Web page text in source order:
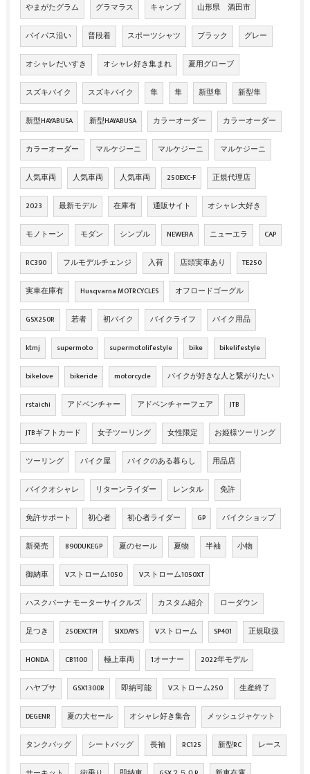
やまがたグラム グラマラス キャンプ 山形県 酒田市
バイパス沿い 普段着 スポーツシャツ ブラック グレー
オシャレだいすき オシャレ好き集まれ 夏用グローブ
スズキバイク スズキバイク 隼 隼 新型隼 新型隼
新型HAYABUSA 新型HAYABUSA カラーオーダー カラーオーダー
カラーオーダー マルケジーニ マルケジーニ マルケジーニ
人気車両 人気車両 人気車両 250EXC-F 正規代理店
2023 最新モデル 在庫有 通販サイト オシャレ大好き
モノトーン モダン シンプル NEWERA ニューエラ CAP
RC390 フルモデルチェンジ 入荷 店頭実車あり TE250
実車在庫有 Husqvarna MOTRCYCLES オフロードゴーグル
GSX250R 若者 初バイク バイクライフ バイク用品
ktmj supermoto supermotolifestyle bike bikelifestyle
bikelove bikeride motorcycle バイクが好きな人と繋がりたい
rstaichi アドベンチャー アドベンチャーフェア JTB
JTBギフトカード 女子ツーリング 女性限定 お姫様ツーリング
ツーリング バイク屋 バイクのある暮らし 用品店
バイクオシャレ リターンライダー レンタル 免許
免許サポート 初心者 初心者ライダー GP バイクショップ
新発売 890DUKEGP 夏のセール 夏物 半袖 小物
御納車 Vストローム1050 Vストローム1050XT
ハスクバーナ モーターサイクルズ カスタム紹介 ローダウン
足つき 250EXCTPI SIXDAYS Vストローム SP401 正規取扱
HONDA CB1100 極上車両 1オーナー 2022年モデル
ハヤブサ GSX1300R 即納可能 Vストローム250 生産終了
DEGENR 夏の大セール オシャレ好き集合 メッシュジャケット
タンクバッグ シートバッグ 長袖 RC125 新型RC レース